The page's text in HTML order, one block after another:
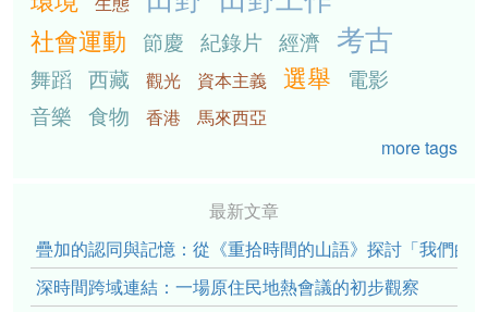
社會運動 節慶 紀錄片 經濟 考古
舞蹈 西藏 觀光 資本主義 選舉
電影
音樂 食物 香港
馬來西亞
more tags
最新文章
疊加的認同與記憶：從《重拾時間的山語》探討「我們的
深時間跨域連結：一場原住民地熱會議的初步觀察